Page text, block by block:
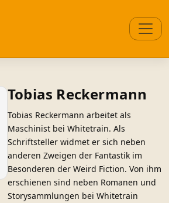
Tobias Reckermann
Tobias Reckermann arbeitet als
Maschinist bei Whitetrain. Als
Schriftsteller widmet er sich neben
anderen Zweigen der Fantastik im
Besonderen der Weird Fiction. Von ihm
erschienen sind neben Romanen und
Storysammlungen bei Whitetrain